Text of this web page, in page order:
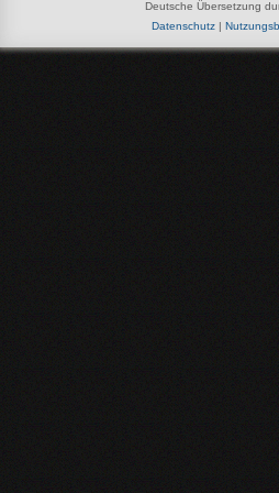
Deutsche Übersetzung
Datenschutz|